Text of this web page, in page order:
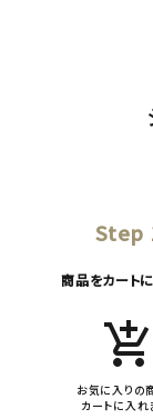
Step
商品をカート
add_shopping_cart
お気に入りの
カートに入れ